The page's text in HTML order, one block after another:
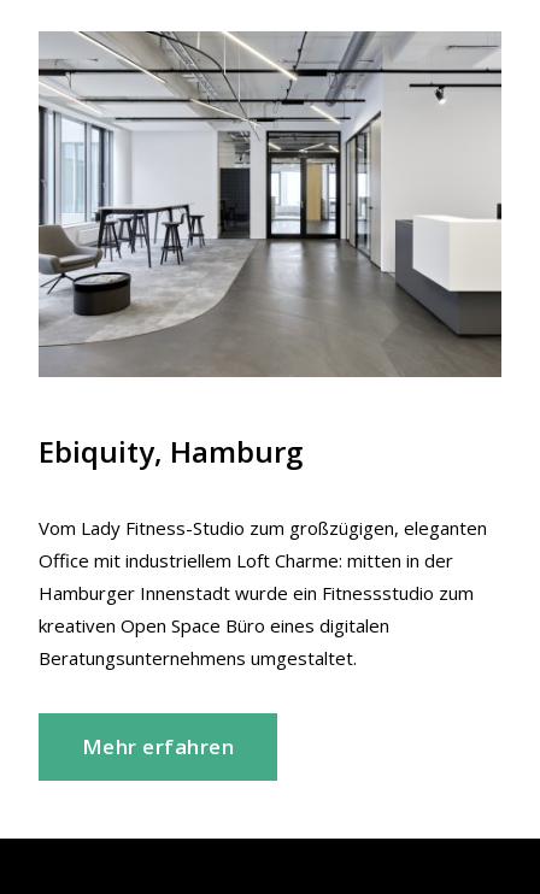
Ebiquity, Hamburg
Vom Lady Fitness-Studio zum großzügigen, eleganten
Office mit industriellem Loft Charme: mitten in der
Hamburger Innenstadt wurde ein Fitnessstudio zum
kreativen Open Space Büro eines digitalen
Beratungsunternehmens umgestaltet.
Mehr erfahren